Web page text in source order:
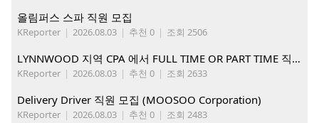
올림퍼스 스파 직원 모집
KReporter | 2026.08.03 | 추천 0 | 조회 2506
LYNNWOOD 지역 CPA 에서 FULL TIME OR PART TIME 직원을 찾습니다
KReporter | 2026.08.03 | 추천 0 | 조회 2633
Delivery Driver 직원 모집 (MOOSOO Corporation)
KReporter | 2026.08.03 | 추천 0 | 조회 2483